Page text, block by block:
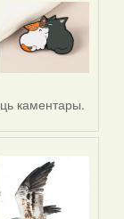
каментары.